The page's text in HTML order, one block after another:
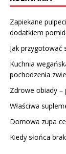
Zapiekane
dodatkiem
Jak przygotować
Kuchnia
pochodzenia
Zdrowe obiady –
Właściwa
Domowa zupa
Kiedy słońca